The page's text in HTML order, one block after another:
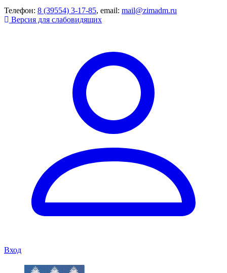
Телефон: 8 (39554) 3-17-85, email: mail@zimadm.ru
Версия для слабовидящих
Вход